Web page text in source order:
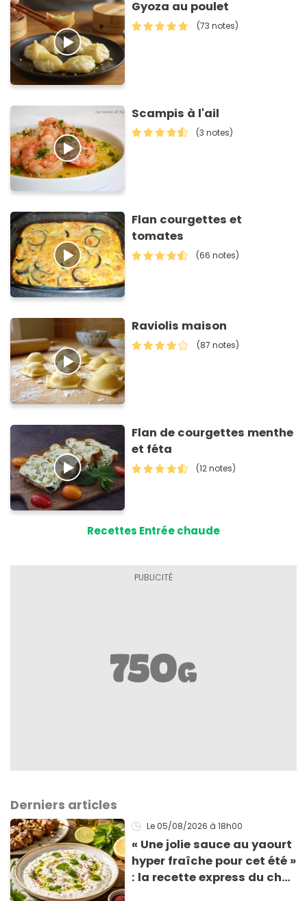
Gyoza au poulet
(73 notes)
Scampis à l'ail
(3 notes)
Flan courgettes et
tomates
(66 notes)
Raviolis maison
(87 notes)
Flan de courgettes menthe
et féta
(12 notes)
Recettes Entrée chaude
Derniers articles
Le 05/08/2026 à 18h00
« Une jolie sauce au yaourt
hyper fraîche pour cet été »
: la recette express du chef